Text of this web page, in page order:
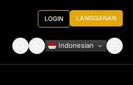
LOGIN LANGGANAN
Indonesian